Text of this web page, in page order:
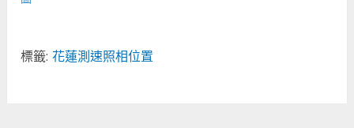
標籤: 花蓮測速照相位置